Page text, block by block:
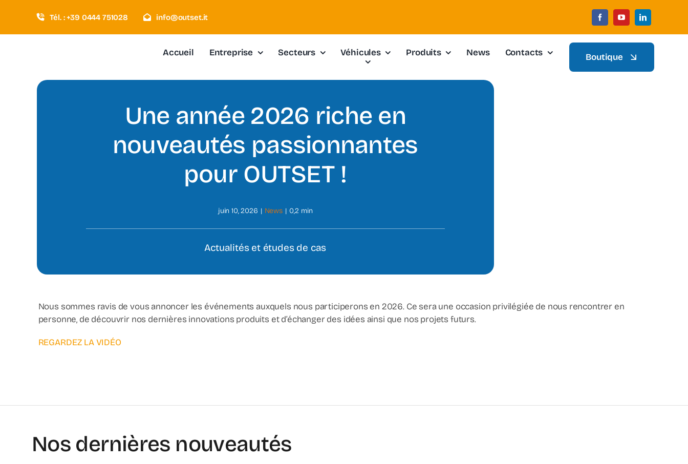
Tél. : +39 0444 751028 info@outset.it
Accueil Entreprise Secteurs Véhicules Produits News Contacts Boutique
Une année 2026 riche en
nouveautés passionnantes
pour OUTSET !
juin 10, 2026 | News | 0,2 min
Actualités et études de cas
Nous sommes ravis de vous annoncer les événements auxquels nous participerons en 2026. Ce sera une occasion privilégiée de nous rencontrer en
personne, de découvrir nos dernières innovations produits et d’échanger des idées ainsi que nos projets futurs.
REGARDEZ LA VIDÉO
Nos dernières nouveautés